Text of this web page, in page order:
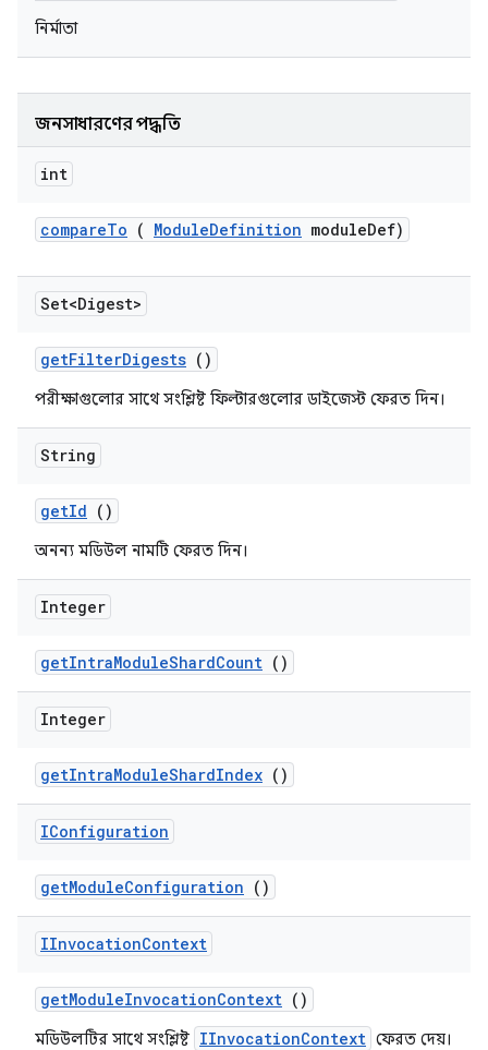
নির্মাতা
জনসাধারণের পদ্ধতি
int
compareTo ( ModuleDefinition moduleDef)
Set<Digest>
getFilterDigests ()
পরীক্ষাগুলোর সাথে সংশ্লিষ্ট ফিল্টারগুলোর ডাইজেস্ট ফেরত দিন।
String
getId ()
অনন্য মডিউল নামটি ফেরত দিন।
Integer
getIntraModuleShardCount ()
Integer
getIntraModuleShardIndex ()
IConfiguration
getModuleConfiguration ()
IInvocationContext
getModuleInvocationContext ()
মডিউলটির সাথে সংশ্লিষ্ট IInvocationContext ফেরত দেয়।